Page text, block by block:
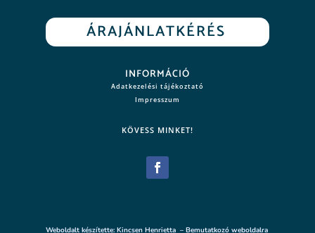
ÁRAJÁNLATKÉRÉS
INFORMÁCIÓ
Adatkezelési tájékoztató
Impresszum
KÖVESS MINKET!
Weboldalt készítette: Kincsen Henrietta – Bemutatkozó weboldalra